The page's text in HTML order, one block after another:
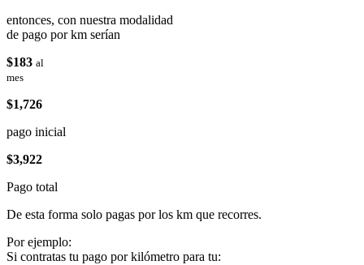
entonces, con nuestra modalidad
de pago por km serían
$183 al
mes
$1,726
pago inicial
$3,922
Pago total
De esta forma solo pagas por los km que recorres.
Por ejemplo:
Si contratas tu pago por kilómetro para tu: